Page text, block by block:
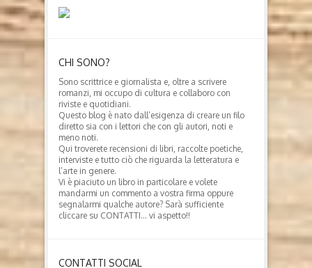
CHI SONO?
Sono scrittrice e giornalista e, oltre a scrivere
romanzi, mi occupo di cultura e collaboro con
riviste e quotidiani.
Questo blog è nato dall’esigenza di creare un filo
diretto sia con i lettori che con gli autori, noti e
meno noti.
Qui troverete recensioni di libri, raccolte poetiche,
interviste e tutto ciò che riguarda la letteratura e
l’arte in genere.
Vi è piaciuto un libro in particolare e volete
mandarmi un commento a vostra firma oppure
segnalarmi qualche autore? Sarà sufficiente
cliccare su CONTATTI… vi aspetto!!
CONTATTI SOCIAL